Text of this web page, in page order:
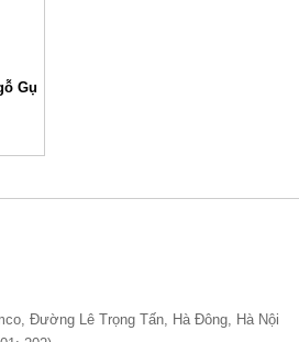
Gụ
Đường Lê Trọng Tấn, Hà Đông, Hà Nội